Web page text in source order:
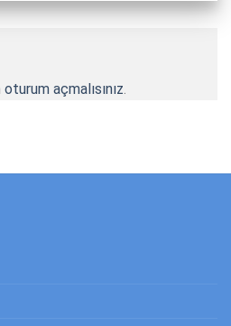
oturum açmalısınız.